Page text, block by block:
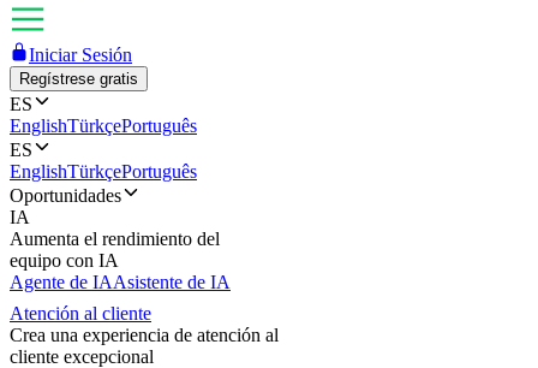
Iniciar Sesión
Regístrese gratis
ES
EnglishTürkçePortuguês
ES
EnglishTürkçePortuguês
Oportunidades
IA
Aumenta el rendimiento del
equipo con IA
Agente de IAAsistente de IA
Atención al cliente
Crea una experiencia de atención al
cliente excepcional